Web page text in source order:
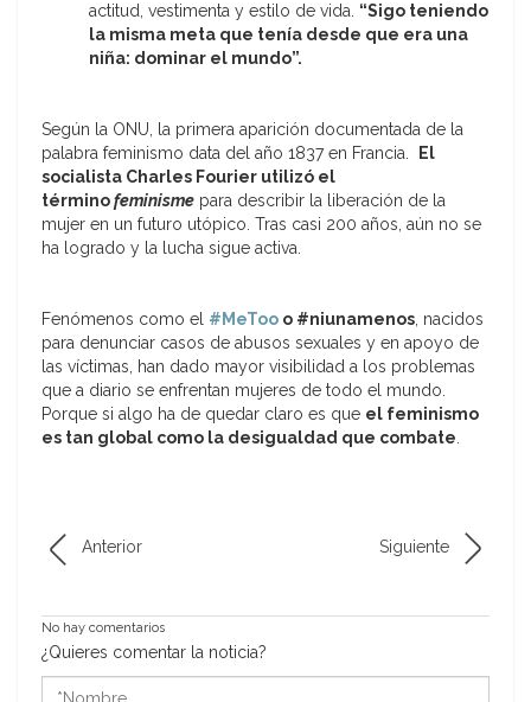
actitud, vestimenta y estilo de vida. “Sigo teniendo
la misma meta que tenía desde que era una
niña: dominar el mundo”.
Según la ONU, la primera aparición documentada de la
palabra feminismo data del año 1837 en Francia.
El
socialista Charles Fourier utilizó el
términofeminisme para describir la liberación de la
mujer en un futuro utópico. Tras casi 200 años, aún no se
ha logrado y la lucha sigue activa.
Fenómenos como el #MeToo o #niunamenos, nacidos
para denunciar casos de abusos sexuales y en apoyo de
las víctimas, han dado mayor visibilidad a los problemas
que a diario se enfrentan mujeres de todo el mundo.
Porque si algo ha de quedar claro es que el feminismo
es tan global como la desigualdad que combate.
Anterior Siguiente
No hay comentarios
¿Quieres comentar la noticia?
*Nombre